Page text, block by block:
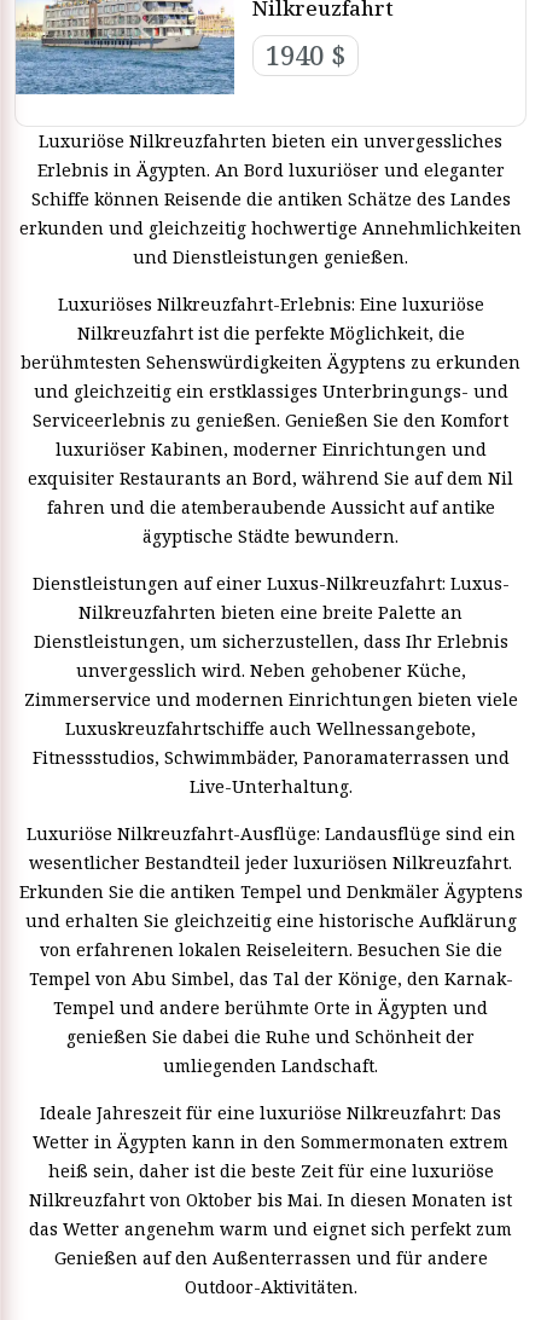
Nilkreuzfahrt
1940 $
Luxuriöse Nilkreuzfahrten bieten ein unvergessliches
Erlebnis in Ägypten. An Bord luxuriöser und eleganter
Schiffe können Reisende die antiken Schätze des Landes
erkunden und gleichzeitig hochwertige Annehmlichkeiten
und Dienstleistungen genießen.
Luxuriöses Nilkreuzfahrt-Erlebnis: Eine luxuriöse
Nilkreuzfahrt ist die perfekte Möglichkeit, die
berühmtesten Sehenswürdigkeiten Ägyptens zu erkunden
und gleichzeitig ein erstklassiges Unterbringungs- und
Serviceerlebnis zu genießen. Genießen Sie den Komfort
luxuriöser Kabinen, moderner Einrichtungen und
exquisiter Restaurants an Bord, während Sie auf dem Nil
fahren und die atemberaubende Aussicht auf antike
ägyptische Städte bewundern.
Dienstleistungen auf einer Luxus-Nilkreuzfahrt: Luxus-
Nilkreuzfahrten bieten eine breite Palette an
Dienstleistungen, um sicherzustellen, dass Ihr Erlebnis
unvergesslich wird. Neben gehobener Küche,
Zimmerservice und modernen Einrichtungen bieten viele
Luxuskreuzfahrtschiffe auch Wellnessangebote,
Fitnessstudios, Schwimmbäder, Panoramaterrassen und
Live-Unterhaltung.
Luxuriöse Nilkreuzfahrt-Ausflüge: Landausflüge sind ein
wesentlicher Bestandteil jeder luxuriösen Nilkreuzfahrt.
Erkunden Sie die antiken Tempel und Denkmäler Ägyptens
und erhalten Sie gleichzeitig eine historische Aufklärung
von erfahrenen lokalen Reiseleitern. Besuchen Sie die
Tempel von Abu Simbel, das Tal der Könige, den Karnak-
Tempel und andere berühmte Orte in Ägypten und
genießen Sie dabei die Ruhe und Schönheit der
umliegenden Landschaft.
Ideale Jahreszeit für eine luxuriöse Nilkreuzfahrt: Das
Wetter in Ägypten kann in den Sommermonaten extrem
heiß sein, daher ist die beste Zeit für eine luxuriöse
Nilkreuzfahrt von Oktober bis Mai. In diesen Monaten ist
das Wetter angenehm warm und eignet sich perfekt zum
Genießen auf den Außenterrassen und für andere
Outdoor-Aktivitäten.